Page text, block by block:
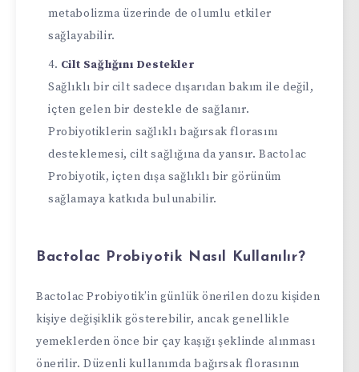
metabolizma üzerinde de olumlu etkiler
sağlayabilir.
Cilt Sağlığını Destekler
Sağlıklı bir cilt sadece dışarıdan bakım ile değil,
içten gelen bir destekle de sağlanır.
Probiyotiklerin sağlıklı bağırsak florasını
desteklemesi, cilt sağlığına da yansır. Bactolac
Probiyotik, içten dışa sağlıklı bir görünüm
sağlamaya katkıda bulunabilir.
Bactolac Probiyotik Nasıl Kullanılır?
Bactolac Probiyotik’in günlük önerilen dozu kişiden
kişiye değişiklik gösterebilir, ancak genellikle
yemeklerden önce bir çay kaşığı şeklinde alınması
önerilir. Düzenli kullanımda bağırsak florasının